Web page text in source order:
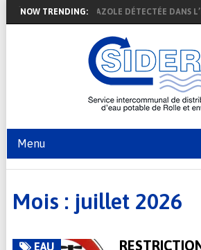
NOW TRENDING:
PRÉSENCE DE 1,2,4-TRIAZOLE DÉTECTÉE
Menu
Mois : juillet 2026
EAU